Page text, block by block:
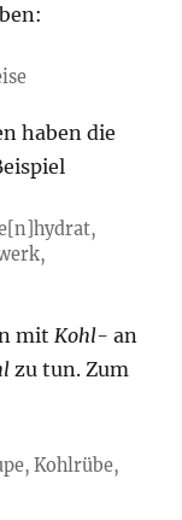
haben die
mitKohl- an
zu tun. Zum
Kohlrübe,